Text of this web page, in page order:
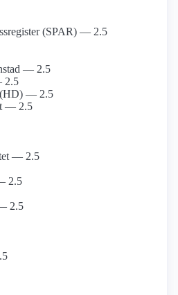
(SPAR) — 2.5
— 2.5
2.5
(HD) — 2.5
— 2.5
— 2.5
2.5
2.5